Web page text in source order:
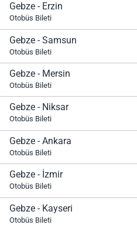
Gebze - Erzin
Otobüs Bileti
Gebze - Samsun
Otobüs Bileti
Gebze - Mersin
Otobüs Bileti
Gebze - Niksar
Otobüs Bileti
Gebze - Ankara
Otobüs Bileti
Gebze - İzmir
Otobüs Bileti
Gebze - Kayseri
Otobüs Bileti